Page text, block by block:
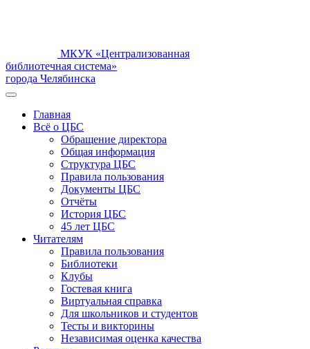
МКУК «Централизованная
библиотечная система»
города Челябинска
Главная
Всё о ЦБС
Обращение директора
Общая информация
Структура ЦБС
Правила пользования
Документы ЦБС
Отчёты
История ЦБС
45 лет ЦБС
Читателям
Правила пользования
Библиотеки
Клубы
Гостевая книга
Виртуальная справка
Для школьников и студентов
Тесты и викторины
Независимая оценка качества